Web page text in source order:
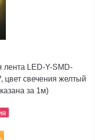
лента LED-Y-SMD-
цвет свечения желтый
за 1м)